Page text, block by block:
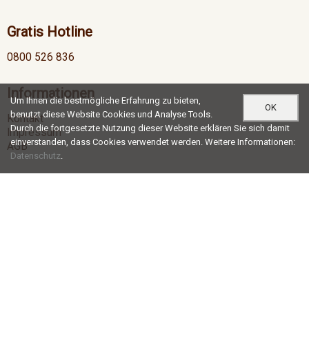
Gratis Hotline
0800 526 836
Informationen
Kontakt
Impressum
AGB
OK
Um Ihnen die bestmögliche Erfahrung zu bieten,
benutzt diese Website Cookies und Analyse Tools.
Durch die fortgesetzte Nutzung dieser Website erklären Sie sich damit
einverstanden, dass Cookies verwendet werden. Weitere Informationen:
Datenschutz.